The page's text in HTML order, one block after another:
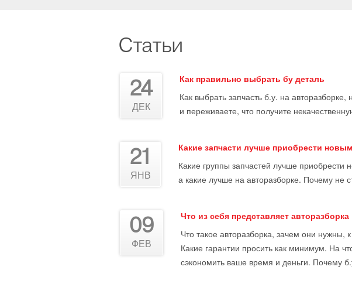
Статьи
24
ДЕК
Как правильно выбрать бу деталь
Как выбрать запчасть б.у. на
и переживаете, что получите
21
ЯНВ
Какие запчасти лучше приобрести
Какие группы запчастей лучше приобрести
а какие лучше на авторазборке. Почему не
09
ФЕВ
Что из себя представляет авторазборка
Что такое авторазборка, зачем они нужны,
Какие гарантии просить как минимум. На
сэкономить ваше время и деньги. Почему